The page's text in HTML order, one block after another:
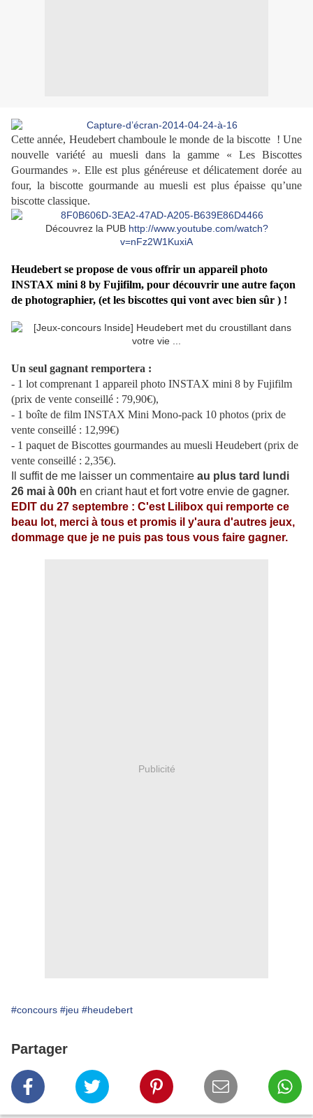
Cette année, Heudebert chamboule le monde de la biscotte ! Une
nouvelle variété au muesli dans la gamme « Les Biscottes
Gourmandes ». Elle est plus généreuse et délicatement dorée au
four, la biscotte gourmande au muesli est plus épaisse qu’une
biscotte classique.
Découvrez la PUB http://www.youtube.com/watch?
v=nFz2W1KuxiA
Heudebert se propose de vous offrir un appareil photo
INSTAX mini 8 by Fujifilm, pour découvrir une autre façon
de photographier, (et les biscottes qui vont avec bien sûr ) !
Un seul gagnant remportera :
- 1 lot comprenant 1 appareil photo INSTAX mini 8 by Fujifilm
(prix de vente conseillé : 79,90€),
- 1 boîte de film INSTAX Mini Mono-pack 10 photos (prix de
vente conseillé : 12,99€)
- 1 paquet de Biscottes gourmandes au muesli Heudebert (prix de
vente conseillé : 2,35€).
Il suffit de me laisser un commentaire au plus tard lundi
26 mai à 00h en criant haut et fort votre envie de gagner.
EDIT du 27 septembre : C'est Lilibox qui remporte ce
beau lot, merci à tous et promis il y'aura d'autres jeux,
dommage que je ne puis pas tous vous faire gagner.
Publicité
#concours #jeu #heudebert
Partager